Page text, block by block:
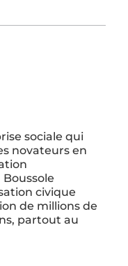
sociale qui
novateurs en
civique
de millions de
partout au